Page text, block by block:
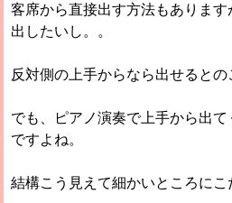
客席から直接出す方法もありま
出したいし。。
反対側の上手からなら出せるとの
でも、ピアノ演奏で上手から出
ですよね。
結構こう見えて細かいところにこ